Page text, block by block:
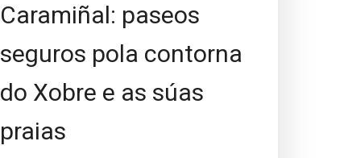
Caramiñal: paseos
seguros pola contorna
do Xobre e as súas
praias